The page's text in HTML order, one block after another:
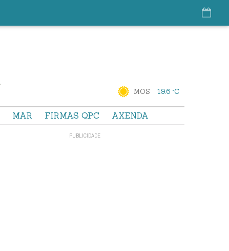
MOS 19.6 °C
MAR FIRMAS QPC AXENDA